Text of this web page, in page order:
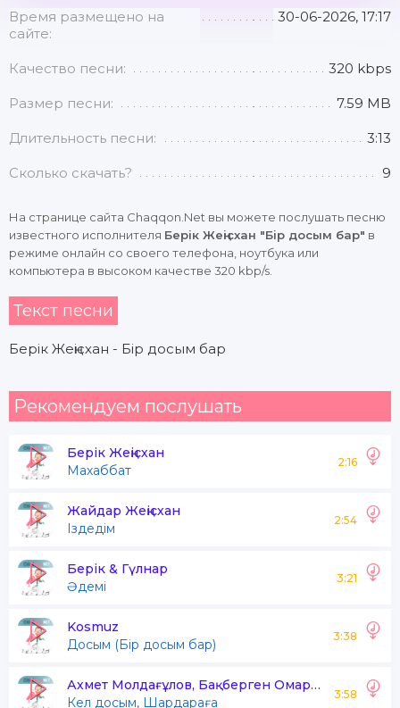
Время размещено на
сайте:
30-06-2026, 17:17
Качество песни: 320 kbps
Размер песни: 7.59 MB
Длительность песни: 3:13
Сколько скачать? 9
На странице сайта Chaqqon.Net вы можете послушать песню
известного исполнителя Берік Жеңісхан "Бір досым бар" в
режиме онлайн со своего телефона, ноутбука или
компьютера в высоком качестве 320 kbp/s.
Текст песни
Берік Жеңісхан - Бір досым бар
Рекомендуем послушать
Берік Жеңісхан
Махаббат
2:16
Жайдар Жеңісхан
Іздедім
2:54
Берік & Гүлнар
Әдемі
3:21
Kosmuz
Досым (Бір досым бар)
3:38
Ахмет Молдағұлов, Бақберген Омаров
Кел досым, Шардараға
3:58